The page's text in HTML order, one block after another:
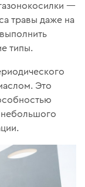
—
травы даже на
типы.
Это
небольшого